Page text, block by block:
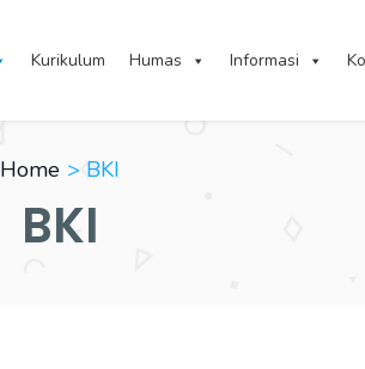
Kurikulum Humas Informasi
Home BKI
BKI